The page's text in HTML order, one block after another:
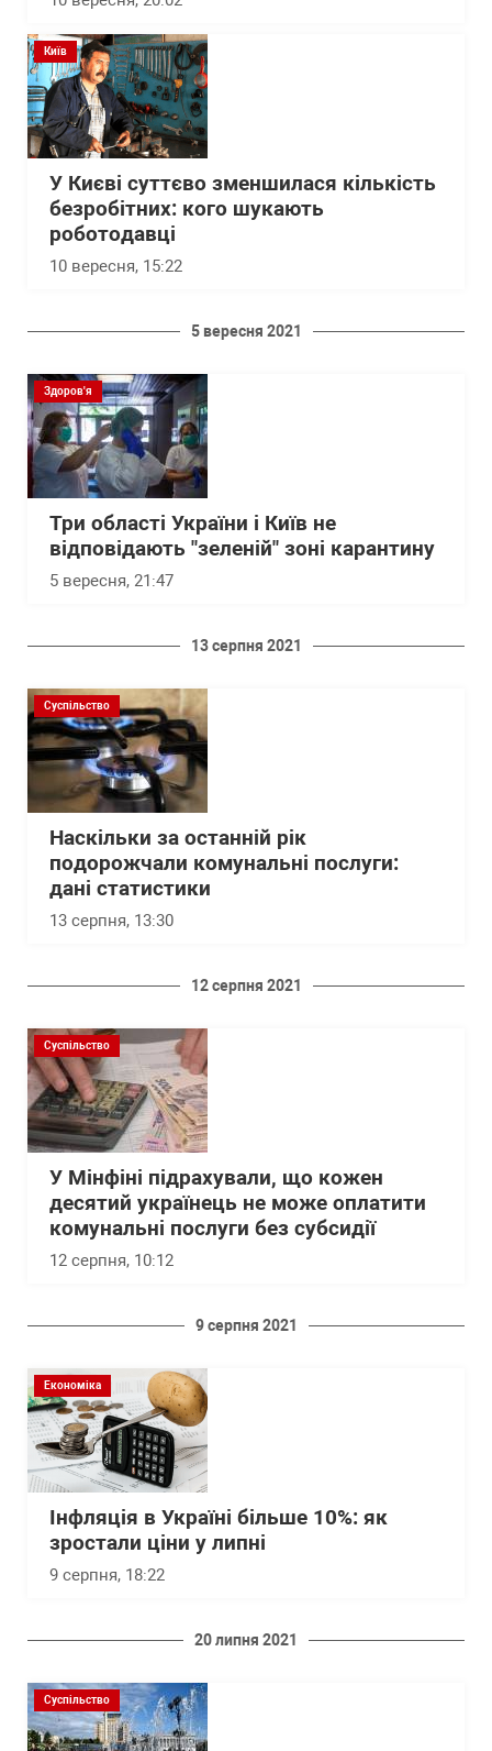
Київ
У Києві суттєво зменшилася кількість
безробітних: кого шукають
роботодавці
10 вересня, 15:22
5 вересня 2021
Здоров'я
Три області України і Київ не
відповідають "зеленій" зоні карантину
5 вересня, 21:47
13 серпня 2021
Суспільство
Наскільки за останній рік
подорожчали комунальні послуги:
дані статистики
13 серпня, 13:30
12 серпня 2021
Суспільство
У Мінфіні підрахували, що кожен
десятий українець не може оплатити
комунальні послуги без субсидії
12 серпня, 10:12
9 серпня 2021
Економіка
Інфляція в Україні більше 10%: як
зростали ціни у липні
9 серпня, 18:22
20 липня 2021
Суспільство